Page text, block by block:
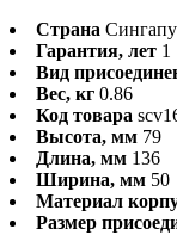
Страна
Гарантия, лет 1
Вид
Вес, кг 0.86
Код товара
Высота, мм 79
Длина, мм 136
Ширина, мм 50
Материал
Размер